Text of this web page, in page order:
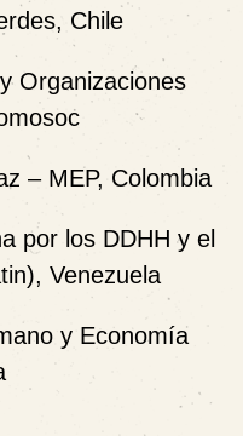
Chile
Organizaciones
– MEP, Colombia
por los DDHH y el
Venezuela
y Economía